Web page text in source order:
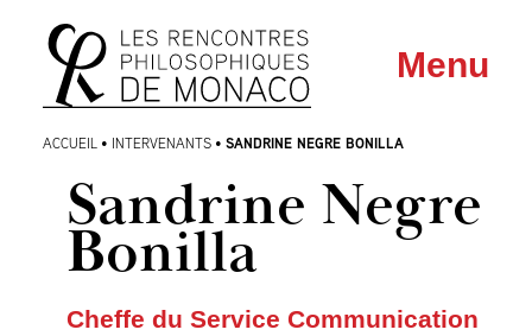
Aller
au
menu
Aller au
contenu
Menu
ACCUEIL • INTERVENANTS • SANDRINE NEGRE BONILLA
Sandrine Negre
Bonilla
Cheffe du Service Communication